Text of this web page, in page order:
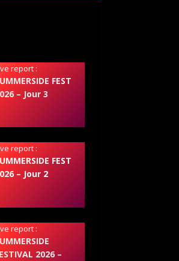
report :
FEST
– Jour 3
report :
FEST
– Jour 2
report :
2026 –